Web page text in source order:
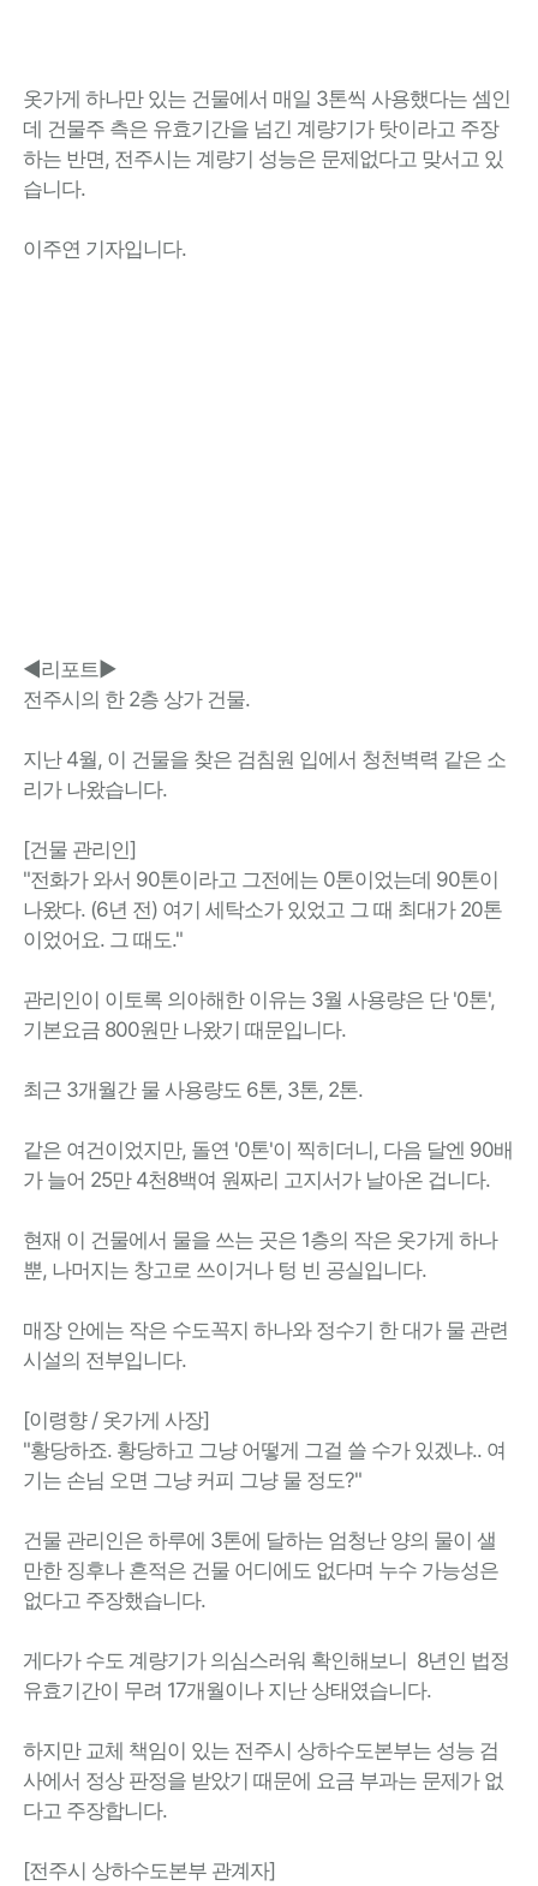
옷가게 하나만 있는 건물에서 매일 3톤씩 사용했다는 셈인
데 건물주 측은 유효기간을 넘긴 계량기가 탓이라고 주장
하는 반면, 전주시는 계량기 성능은 문제없다고 맞서고 있
습니다.
이주연 기자입니다.
◀리포트▶
전주시의 한 2층 상가 건물.
지난 4월, 이 건물을 찾은 검침원 입에서 청천벽력 같은 소
리가 나왔습니다.
[건물 관리인]
"전화가 와서 90톤이라고 그전에는 0톤이었는데 90톤이
나왔다. (6년 전) 여기 세탁소가 있었고 그 때 최대가 20톤
이었어요. 그 때도."
관리인이 이토록 의아해한 이유는 3월 사용량은 단 '0톤',
기본요금 800원만 나왔기 때문입니다.
최근 3개월간 물 사용량도 6톤, 3톤, 2톤.
같은 여건이었지만, 돌연 '0톤'이 찍히더니, 다음 달엔 90배
가 늘어 25만 4천8백여 원짜리 고지서가 날아온 겁니다.
현재 이 건물에서 물을 쓰는 곳은 1층의 작은 옷가게 하나
뿐, 나머지는 창고로 쓰이거나 텅 빈 공실입니다.
매장 안에는 작은 수도꼭지 하나와 정수기 한 대가 물 관련
시설의 전부입니다.
[이령향 / 옷가게 사장]
"황당하죠. 황당하고 그냥 어떻게 그걸 쓸 수가 있겠냐.. 여
기는 손님 오면 그냥 커피 그냥 물 정도?"
건물 관리인은 하루에 3톤에 달하는 엄청난 양의 물이 샐
만한 징후나 흔적은 건물 어디에도 없다며 누수 가능성은
없다고 주장했습니다.
게다가 수도 계량기가 의심스러워 확인해보니 8년인 법정
유효기간이 무려 17개월이나 지난 상태였습니다.
하지만 교체 책임이 있는 전주시 상하수도본부는 성능 검
사에서 정상 판정을 받았기 때문에 요금 부과는 문제가 없
다고 주장합니다.
[전주시 상하수도본부 관계자]